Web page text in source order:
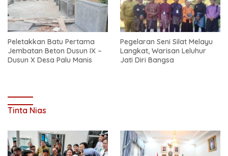
Peletakkan Batu Pertama
Jembatan Beton Dusun IX –
Dusun X Desa Palu Manis
Pegelaran Seni Silat Melayu
Langkat, Warisan Leluhur
Jati Diri Bangsa
Tinta Nias